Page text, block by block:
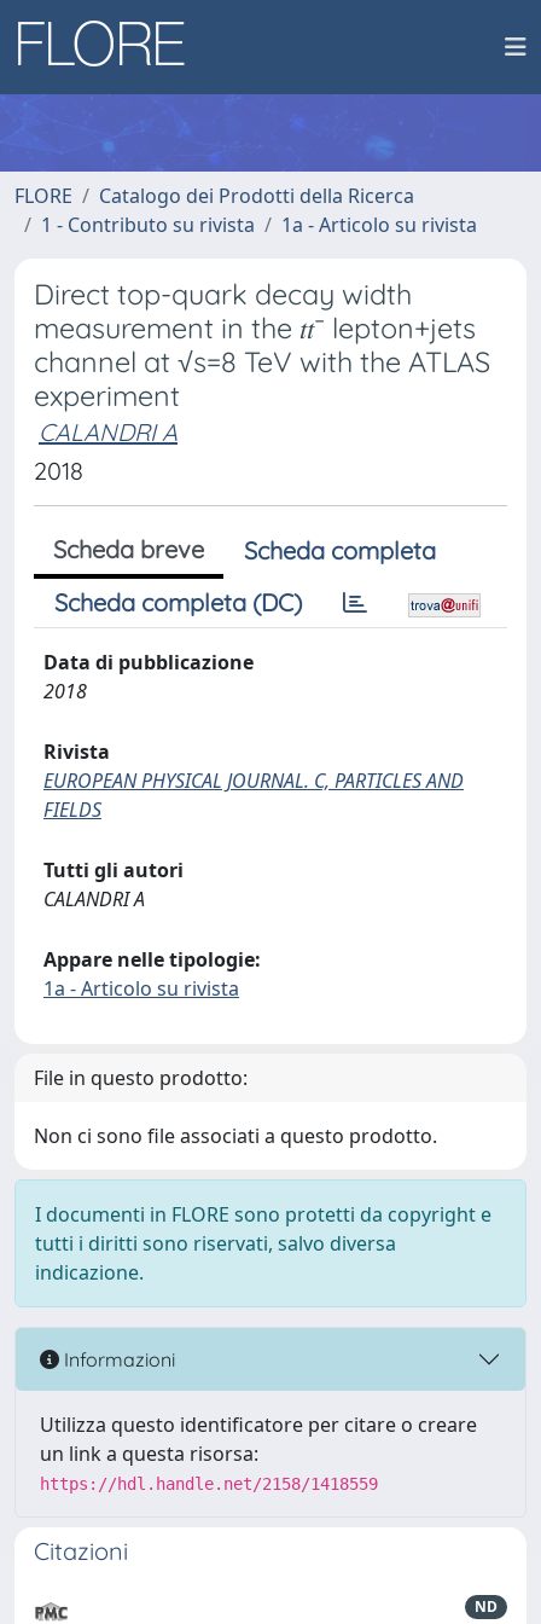
FLORE
Catalogo dei Prodotti della Ricerca
1 - Contributo su rivista
1a - Articolo su rivista
Direct top-quark decay width
measurement in the 𝑡𝑡¯ lepton+jets
channel at √s=8 TeV with the ATLAS
experiment
CALANDRI A
2018
Scheda breve
Scheda completa
Scheda completa (DC)
Data di pubblicazione
2018
Rivista
EUROPEAN PHYSICAL JOURNAL. C, PARTICLES AND
FIELDS
Tutti gli autori
CALANDRI A
Appare nelle tipologie:
1a - Articolo su rivista
File in questo prodotto:
Non ci sono file associati a questo prodotto.
I documenti in FLORE sono protetti da copyright e
tutti i diritti sono riservati, salvo diversa
indicazione.
Informazioni
Utilizza questo identificatore per citare o creare
un link a questa risorsa:
https://hdl.handle.net/2158/1418559
Citazioni
ND